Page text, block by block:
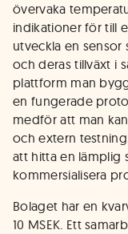
övervaka
indikationer för till
utveckla en
och deras tillväxt i
plattform man
en fungerade
medför att man
och extern
att hitta en lämplig
kommersialisera
Bolaget har en
10 MSEK. Ett